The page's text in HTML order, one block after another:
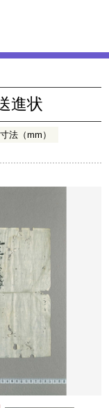
進状
寸法（mm）